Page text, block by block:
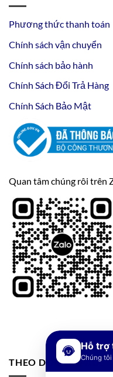
Phương thức thanh toán
Chính sách vận chuyển
Chính sách bảo hành
Chính Sách Đổi Trả Hàng
Chính Sách Bảo Mật
Quan tâm chúng rôi trên
THEO DÕI FANPAGE
Hỗ trợ
Chúng tôi